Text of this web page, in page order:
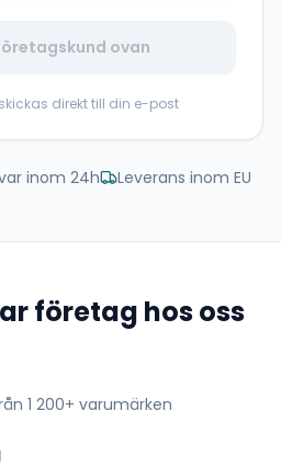
ovan
direkt till din e-post
inom 24h Leverans inom EU
företag hos oss
1 200+ varumärken